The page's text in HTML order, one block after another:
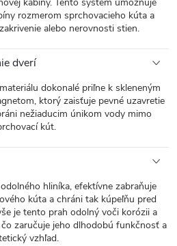
rozmerom sprchovacieho kúta a
alebo nerovnosti stien.
dverí
dokonalé priľne k skleneným
ktorý zaisťuje pevné uzavretie
nežiaducim únikom vody mimo
kút.
hliníka, efektívne zabraňuje
kúta a chráni tak kúpeľňu pred
je tento prah odolný voči korózii a
zaručuje jeho dlhodobú funkčnosť a
vzhľad.